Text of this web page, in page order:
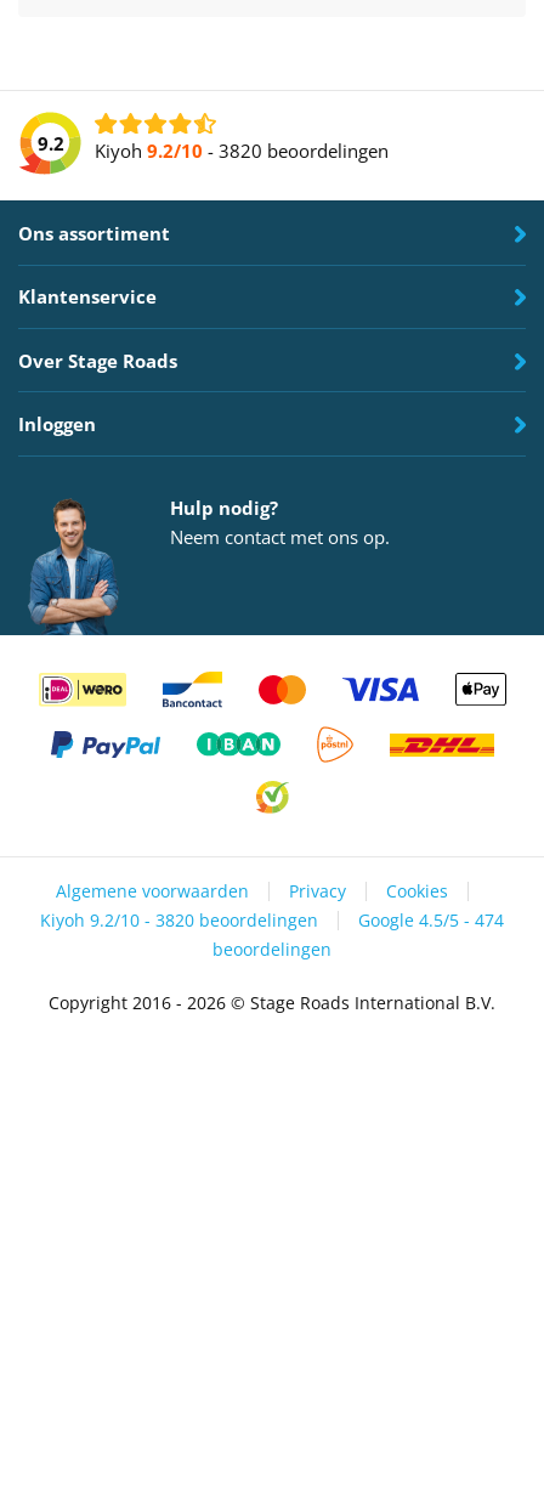
9.2 Kiyoh9.2/10 -3820 beoordelingen
Ons assortiment
Klantenservice
Over Stage Roads
Inloggen
Hulp nodig?
Neem contactmet ons op.
Algemene voorwaarden Privacy
Cookies
Kiyoh 9.2/10 - 3820 beoordelingen
Google 4.5/5 - 474
beoordelingen
Copyright 2016 - 2026 © Stage Roads International B.V.